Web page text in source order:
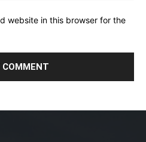
website in this browser for the